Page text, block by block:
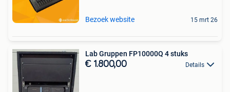
Bezoek website 15 mrt 26
Lab Gruppen FP10000Q 4 stuks
€ 1.800,00 Details